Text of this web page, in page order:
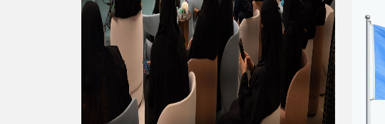
Previous
Next